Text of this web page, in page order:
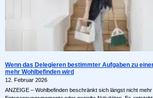
Wenn das Delegieren bestimmter Aufgaben zu
mehr Wohlbefinden wird
12. Februar 2026
ANZEIGE – Wohlbefinden beschränkt sich längst nicht